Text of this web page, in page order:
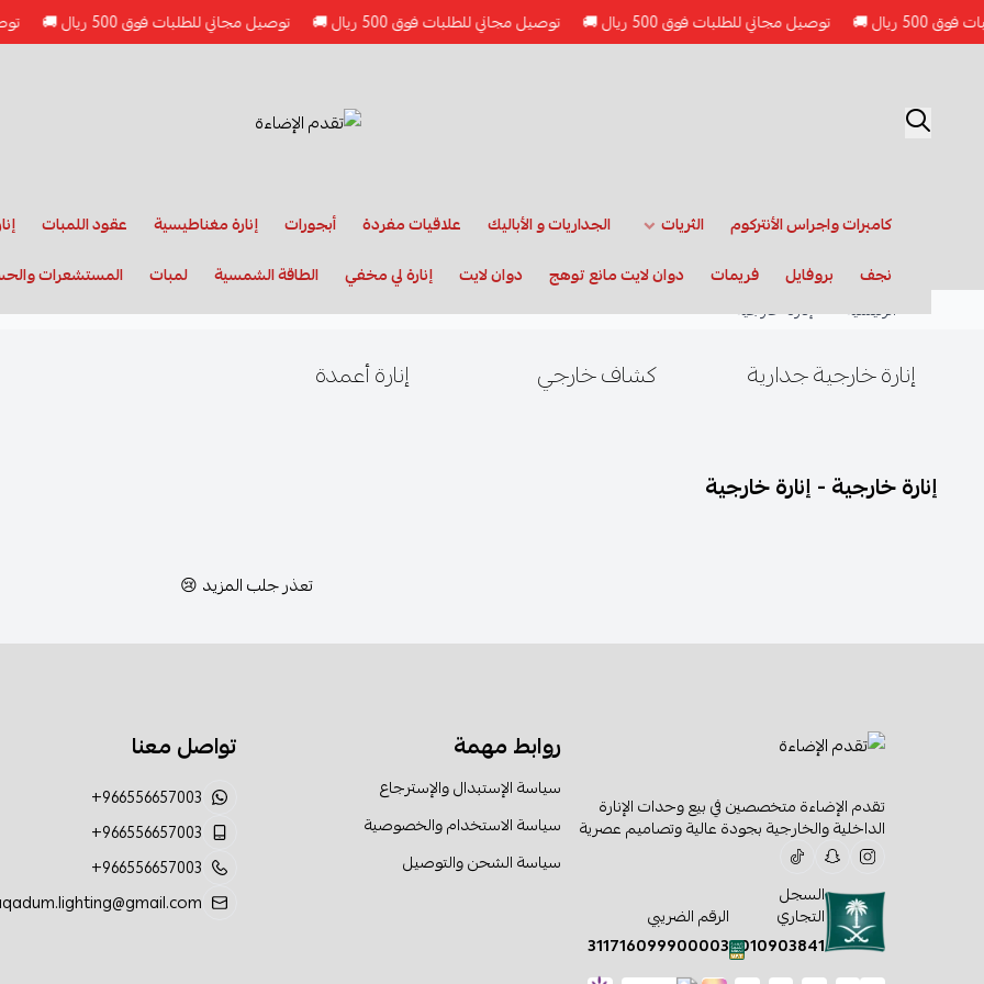
🚚 توصيل مجاني للطلبات فوق 500 ريال 🚚 توصيل مجاني للطلبات فوق 500 ريال 🚚 توصيل مجاني للطلبات فوق 500 ريال 🚚
كاميرات واجراس الأنتركوم الثريات الجداريات و الأباليك علاقيات مفردة أبجورات إنارة مغناطيسية عقود اللمبات
نجف
بروفايل فريمات دوان لايت مانع توهج دوان لايت إنارة لي مخفي الطاقة الشمسية لمبات
المستشعرات
الرئيسية
إنارة خارجية
إنارة خارجية جدارية كشاف خارجي إنارة أعمدة
إنارة خارجية -إنارة خارجية
تعذر جلب المزيد 😢
تقدم الإضاءة متخصصين في بيع وحدات الإنارة
الداخلية والخارجية بجودة عالية وتصاميم عصرية
السجل
التجاري
1010903841
الرقم الضريبي
311716099900003
روابط مهمة
سياسة الإستبدال والإسترجاع
سياسة الاستخدام والخصوصية
سياسة الشحن والتوصيل
تواصل معنا
+966556657003
+966556657003
+966556657003